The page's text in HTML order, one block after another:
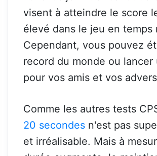
visent à atteindre le score
élevé dans le jeu en temps
Cependant, vous pouvez
record du monde ou lancer
pour vos amis et vos
Comme les autres tests
20 secondes n'est pas
et irréalisable. Mais à